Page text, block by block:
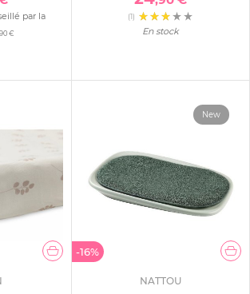
par la
,90 €
(1)
En stock
-16%
New
NATTOU